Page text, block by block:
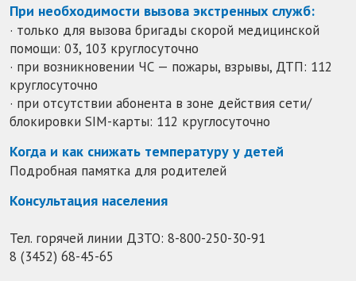
При необходимости вызова экстренных служб:
· только для вызова бригады скорой медицинской
помощи: 03, 103 круглосуточно
· при возникновении ЧС — пожары, взрывы, ДТП: 112
круглосуточно
· при отсутствии абонента в зоне действия сети/
блокировки SIM-карты: 112 круглосуточно
Когда и как снижать температуру у детей
Подробная памятка для родителей
Консультация населения
Тел. горячей линии ДЗТО: 8-800-250-30-91
8 (3452) 68-45-65